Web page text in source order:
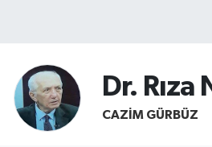
Dr. Rıza
CAZIM GÜRBÜZ
Trafik Durumu
Süper Lig Puan Durumu ve